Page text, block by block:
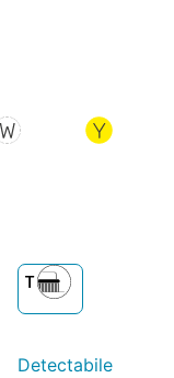
Detectabile